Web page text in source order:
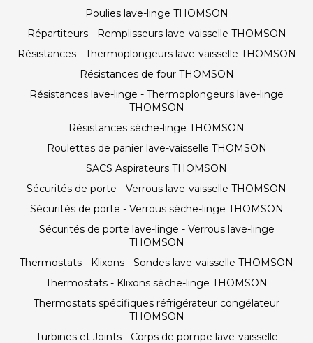
Poulies lave-linge THOMSON
Répartiteurs - Remplisseurs lave-vaisselle THOMSON
Résistances - Thermoplongeurs lave-vaisselle THOMSON
Résistances de four THOMSON
Résistances lave-linge - Thermoplongeurs lave-linge
THOMSON
Résistances sèche-linge THOMSON
Roulettes de panier lave-vaisselle THOMSON
SACS Aspirateurs THOMSON
Sécurités de porte - Verrous lave-vaisselle THOMSON
Sécurités de porte - Verrous sèche-linge THOMSON
Sécurités de porte lave-linge - Verrous lave-linge
THOMSON
Thermostats - Klixons - Sondes lave-vaisselle THOMSON
Thermostats - Klixons sèche-linge THOMSON
Thermostats spécifiques réfrigérateur congélateur
THOMSON
Turbines et Joints - Corps de pompe lave-vaisselle